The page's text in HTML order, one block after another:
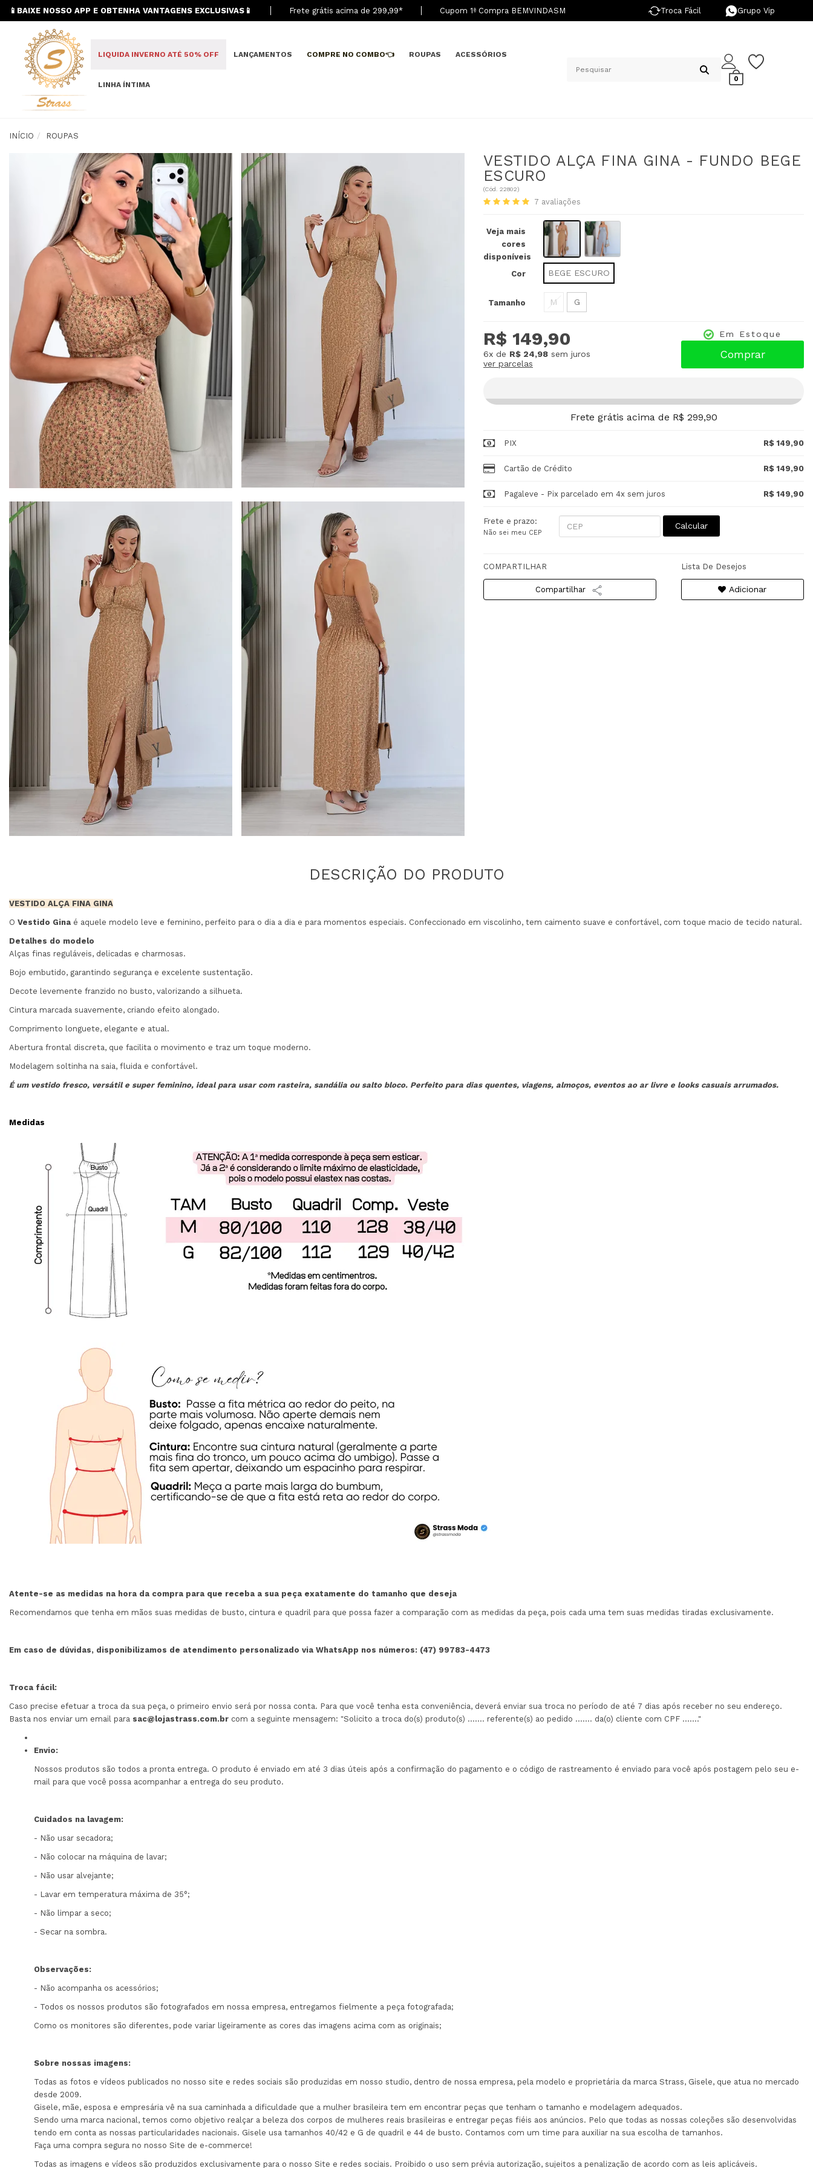
📱BAIXE NOSSO APP E OBTENHA VANTAGENS EXCLUSIVAS📱 Frete grátis acima de 299,99* Cupom 1ª Compra BEMVINDASM Troca Fácil Grupo Vip
LIQUIDA INVERNO ATÉ 50% OFF LANÇAMENTOS COMPRE NO COMBO👈 ROUPAS ACESSÓRIOS
LINHA ÍNTIMA
0
INÍCIO ROUPAS
VESTIDO ALÇA FINA GINA - FUNDO BEGE
ESCURO
(Cód. 22802)
7 avaliações
Veja mais
cores
disponíveis
Cor
BEGE ESCURO
Tamanho M G
R$ 149,90
6x de R$ 24,98 sem juros
ver parcelas
Em Estoque
Comprar
Frete grátis acima de R$ 299,90
PIX R$ 149,90
Cartão de Crédito R$ 149,90
Pagaleve - Pix parcelado em 4x sem juros R$ 149,90
Frete e prazo:
Não sei meu CEP
Calcular
COMPARTILHAR
Compartilhar
Lista De Desejos
Adicionar
VESTIDO ALÇA FINA GINA
O Vestido Gina é aquele modelo leve e feminino, perfeito para o dia a dia e para momentos especiais. Confeccionado em viscolinho, tem caimento suave e confortável, com toque macio de tecido natural.
Detalhes do modelo
Alças finas reguláveis, delicadas e charmosas.
Bojo embutido, garantindo segurança e excelente sustentação.
Decote levemente franzido no busto, valorizando a silhueta.
Cintura marcada suavemente, criando efeito alongado.
Comprimento longuete, elegante e atual.
Abertura frontal discreta, que facilita o movimento e traz um toque moderno.
Modelagem soltinha na saia, fluida e confortável.
É um vestido fresco, versátil e super feminino, ideal para usar com rasteira, sandália ou salto bloco. Perfeito para dias quentes, viagens, almoços, eventos ao ar livre e looks casuais arrumados.
Medidas
Atente-se as medidas na hora da compra para que receba a sua peça exatamente do tamanho que deseja
Recomendamos que tenha em mãos suas medidas de busto, cintura e quadril para que possa fazer a comparação com as medidas da peça, pois cada uma tem suas medidas tiradas exclusivamente.
Em caso de dúvidas, disponibilizamos de atendimento personalizado via WhatsApp nos números: (47) 99783-4473
Troca fácil:
Caso precise efetuar a troca da sua peça, o primeiro envio será por nossa conta. Para que você tenha esta conveniência, deverá enviar sua troca no período de até 7 dias após receber no seu endereço.
Basta nos enviar um email para sac@lojastrass.com.br com a seguinte mensagem: "Solicito a troca do(s) produto(s) ....... referente(s) ao pedido ....... da(o) cliente com CPF ......."
Envio:
Nossos produtos são todos a pronta entrega. O produto é enviado em até 3 dias úteis após a confirmação do pagamento e o código de rastreamento é enviado para você após postagem pelo seu e-
mail para que você possa acompanhar a entrega do seu produto.
Cuidados na lavagem:
- Não usar secadora;
- Não colocar na máquina de lavar;
- Não usar alvejante;
- Lavar em temperatura máxima de 35°;
- Não limpar a seco;
- Secar na sombra.
Observações:
- Não acompanha os acessórios;
- Todos os nossos produtos são fotografados em nossa empresa, entregamos fielmente a peça fotografada;
Como os monitores são diferentes, pode variar ligeiramente as cores das imagens acima com as originais;
Sobre nossas imagens:
Todas as fotos e vídeos publicados no nosso site e redes sociais são produzidas em nosso studio, dentro de nossa empresa, pela modelo e proprietária da marca Strass, Gisele, que atua no mercado
desde 2009.
Gisele, mãe, esposa e empresária vê na sua caminhada a dificuldade que a mulher brasileira tem em encontrar peças que tenham o tamanho e modelagem adequados.
Sendo uma marca nacional, temos como objetivo realçar a beleza dos corpos de mulheres reais brasileiras e entregar peças fiéis aos anúncios. Pelo que todas as nossas coleções são desenvolvidas
tendo em conta as nossas particularidades nacionais. Gisele usa tamanhos 40/42 e G de quadril e 44 de busto. Contamos com um time para auxiliar na sua escolha de tamanhos.
Faça uma compra segura no nosso Site de e-commerce!
Todas as imagens e vídeos são produzidos exclusivamente para o nosso Site e redes sociais. Proibido o uso sem prévia autorização, sujeitos a penalização de acordo com as leis aplicáveis.